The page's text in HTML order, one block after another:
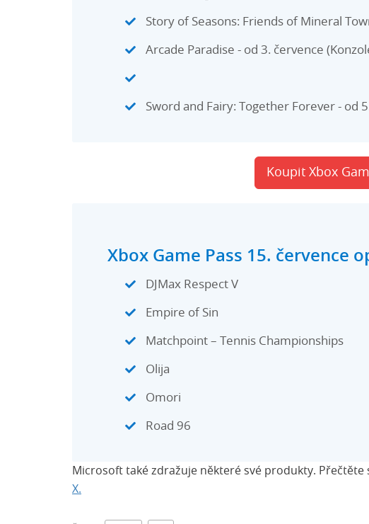
Story of Seasons: Friends of Mineral
Arcade Paradise - od 3. července
Sword and Fairy: Together Forever - od
Koupit Xbox
Xbox Game Pass 15. července
DJMax Respect V
Empire of Sin
Matchpoint – Tennis Championships
Olija
Omori
Road 96
Microsoft také zdražuje některé své produkty. Přečtěte
X.